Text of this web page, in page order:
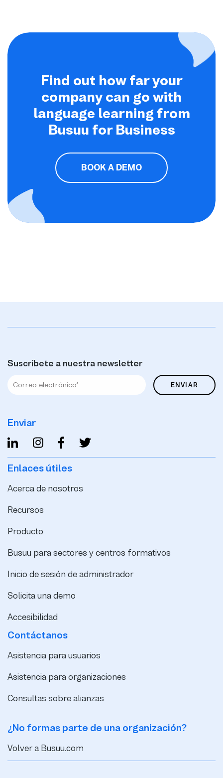
Find out how far your
company can go with
language learning from
Busuu for Business
BOOK A DEMO
Suscríbete a nuestra newsletter
Enviar
Enlaces útiles
Acerca de nosotros
Recursos
Producto
Busuu para sectores y centros formativos
Inicio de sesión de administrador
Solicita una demo
Accesibilidad
Contáctanos
Asistencia para usuarios
Asistencia para organizaciones
Consultas sobre alianzas
¿No formas parte de una organización?
Volver a Busuu.com